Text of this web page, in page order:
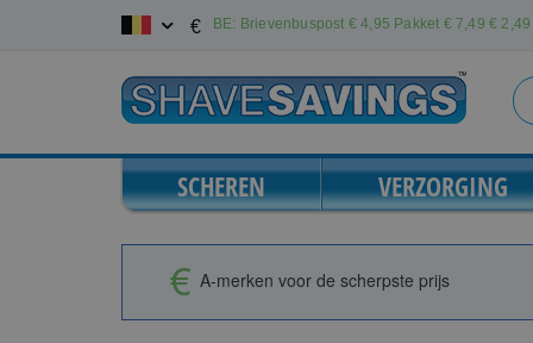
Ga
inhoud
€ BE: Brievenbuspost € 4,95 Pakket € 7,49 €
SCHEREN VERZORGING
A-merken voor de scherpste prijs